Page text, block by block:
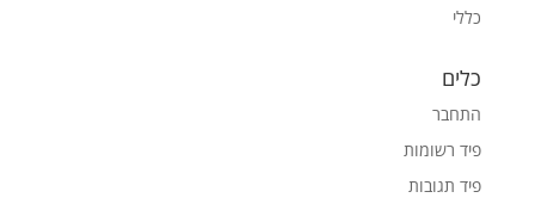
כללי
כלים
התחבר
פיד רשומות
פיד תגובות